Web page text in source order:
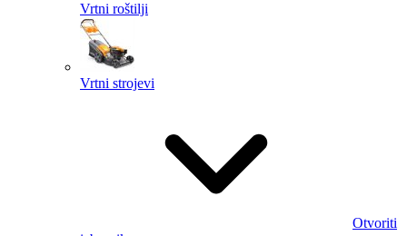
Vrtni roštilji
Vrtni strojevi
Otvoriti